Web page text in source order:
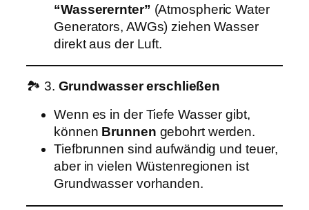
“Wasserernter” (Atmospheric Water
Generators, AWGs) ziehen Wasser
direkt aus der Luft.
🏞️ 3. Grundwasser erschließen
Wenn es in der Tiefe Wasser gibt,
können Brunnen gebohrt werden.
Tiefbrunnen sind aufwändig und teuer,
aber in vielen Wüstenregionen ist
Grundwasser vorhanden.